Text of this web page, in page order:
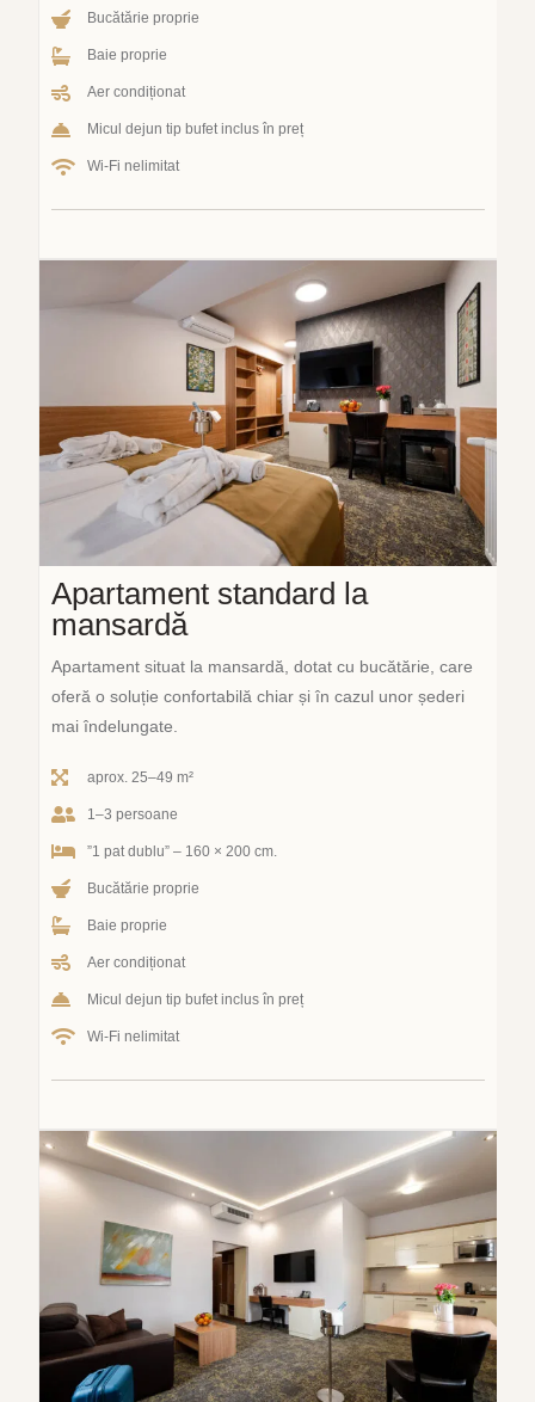
Bucătărie proprie
Baie proprie
Aer condiționat
Micul dejun tip bufet inclus în preț
Wi-Fi nelimitat
Apartament standard la
mansardă
Apartament situat la mansardă, dotat cu bucătărie, care
oferă o soluție confortabilă chiar și în cazul unor șederi
mai îndelungate.
aprox. 25–49 m²
1–3 persoane
”1 pat dublu” – 160 × 200 cm.
Bucătărie proprie
Baie proprie
Aer condiționat
Micul dejun tip bufet inclus în preț
Wi-Fi nelimitat